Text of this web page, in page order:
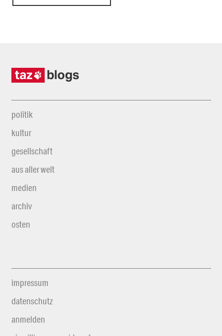
politik
kultur
gesellschaft
aus aller welt
medien
archiv
osten
impressum
datenschutz
anmelden